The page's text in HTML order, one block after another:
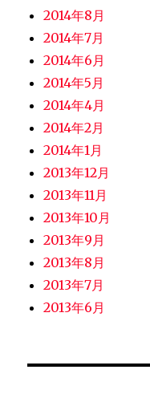
2014年8月
2014年7月
2014年6月
2014年5月
2014年4月
2014年2月
2014年1月
2013年12月
2013年11月
2013年10月
2013年9月
2013年8月
2013年7月
2013年6月